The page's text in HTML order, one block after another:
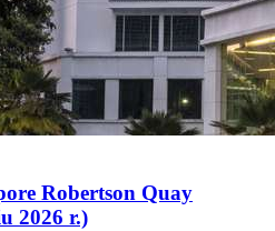
Robertson Quay
2026 r.)